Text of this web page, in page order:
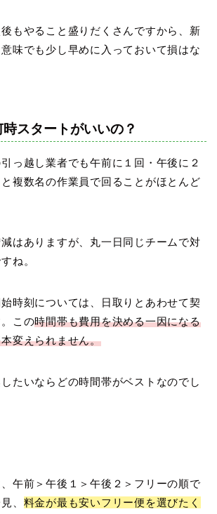
もやること盛りだくさんですから、新
味でも少し早めに入っておいて損はな
スタートがいいの？
っ越し業者でも午前に１回・午後に２
複数名の作業員で回ることがほとんど
はありますが、丸一日同じチームで対
ね。
時刻については、日取りとあわせて契
この時間帯も費用を決める一因になる
変えられません。
たいならどの時間帯がベストなのでし
午前＞午後１＞午後２＞フリーの順で
、 料金が最も安いフリー便を選びたく